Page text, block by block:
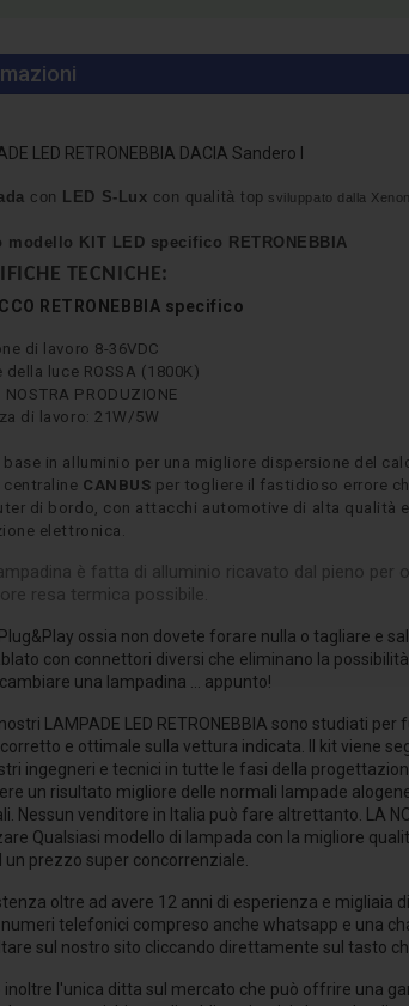
LED RETRONEBBIA DACIA Sandero I
con LED S-Lux con qualità top sviluppato dalla
modello KIT LED specifico RETRONEBBIA
TECNICHE:
RETRONEBBIA specifico
di lavoro 8-36VDC
della luce ROSSA (1800K)
NOSTRA PRODUZIONE
di lavoro: 21W/5W
base in alluminio per una migliore dispersione del
centraline CANBUS per togliere il fastidioso errore
di bordo, con attacchi automotive di alta qualità
elettronica.
è fatta di alluminio ricavato dal pieno per
resa termica possibile.
Plug&Play ossia non dovete forare nulla o tagliare e
con connettori diversi che eliminano la
una lampadina ... appunto!
LAMPADE LED RETRONEBBIA sono studiati per
e ottimale sulla vettura indicata. Il kit viene
ingegneri e tecnici in tutte le fasi della
un risultato migliore delle normali lampade
Nessun venditore in Italia può fare altrettanto. LA
Qualsiasi modello di lampada con la migliore
un prezzo super concorrenziale.
oltre ad avere 12 anni di esperienza e migliaia
numeri telefonici compreso anche whatsapp e una
sul nostro sito cliccando direttamente sul tasto
inoltre l'unica ditta sul mercato che può offrire una